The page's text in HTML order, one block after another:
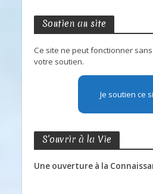
Soutien au site
Ce site ne peut fonctionner
votre soutien.
Je soutien ce
S’ouvrir à la Vie
Une ouverture à la